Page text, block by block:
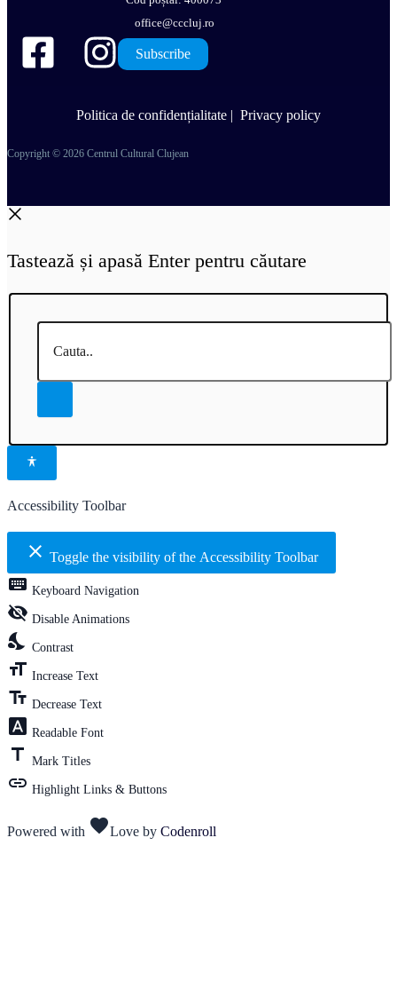
office@cccluj.ro
Subscribe
Politica de confidențialitate | Privacy policy
Copyright © 2026 Centrul Cultural Clujean
Tastează și apasă Enter pentru căutare
Accessibility Toolbar
close Toggle the visibility of the Accessibility Toolbar
keyboard Keyboard Navigation
visibility_off Disable Animations
nights_stay Contrast
format_size Increase Text
text_fields Decrease Text
font_download Readable Font
title Mark Titles
link Highlight Links & Buttons
Powered with favoriteLove by Codenroll